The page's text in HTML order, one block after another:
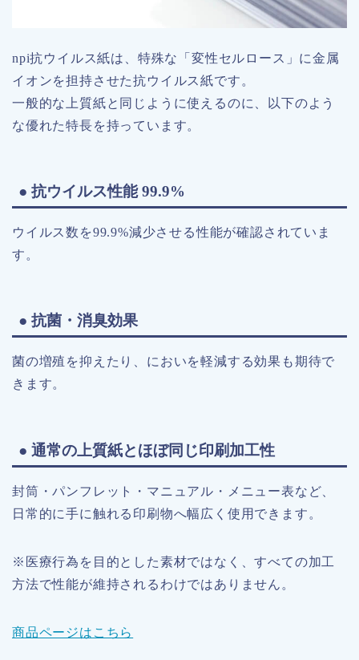
npi抗ウイルス紙は、特殊な「変性セルロース」に金属
イオンを担持させた抗ウイルス紙です。
一般的な上質紙と同じように使えるのに、以下のよう
な優れた特長を持っています。
● 抗ウイルス性能 99.9%
ウイルス数を99.9%減少させる性能が確認されていま
す。
● 抗菌・消臭効果
菌の増殖を抑えたり、においを軽減する効果も期待で
きます。
● 通常の上質紙とほぼ同じ印刷加工性
封筒・パンフレット・マニュアル・メニュー表など、
日常的に手に触れる印刷物へ幅広く使用できます。
※医療行為を目的とした素材ではなく、すべての加工
方法で性能が維持されるわけではありません。
商品ページはこちら